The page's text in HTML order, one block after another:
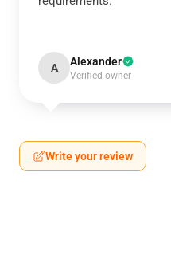
A Alexander
Verified owner
Write your review